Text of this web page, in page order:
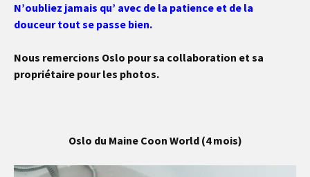
N’oubliez jamais qu’ avec de la patience et de la
douceur tout se passe bien.
Nous remercions Oslo pour sa collaboration et sa
propriétaire pour les photos.
Oslo du Maine Coon World (4 mois)